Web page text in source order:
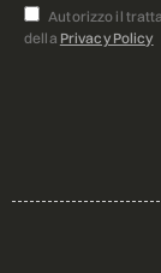
Autorizzo il
della Privacy Policy